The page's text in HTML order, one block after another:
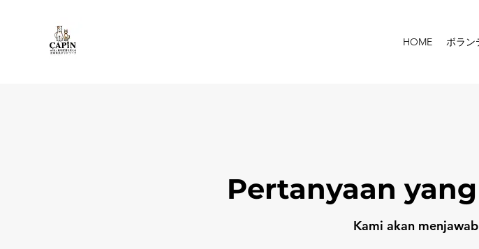
HOME ボラン
Pertanyaan
Kami akan